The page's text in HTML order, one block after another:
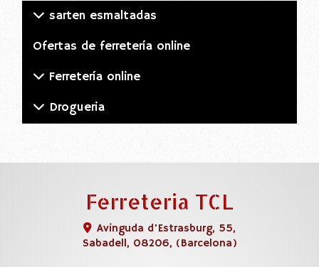
sarten esmaltadas
Ofertas de ferretería online
Ferretería online
Drogueria
Ferreteria TCL
Avinguda d'Estrasburg, 55,
Sabadell, 08206, (Barcelona)